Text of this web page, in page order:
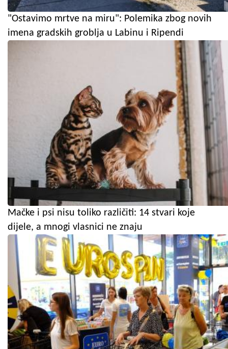
"Ostavimo mrtve na miru": Polemika zbog novih
imena gradskih groblja u Labinu i Ripendi
Mačke i psi nisu toliko različiti: 14 stvari koje
dijele, a mnogi vlasnici ne znaju